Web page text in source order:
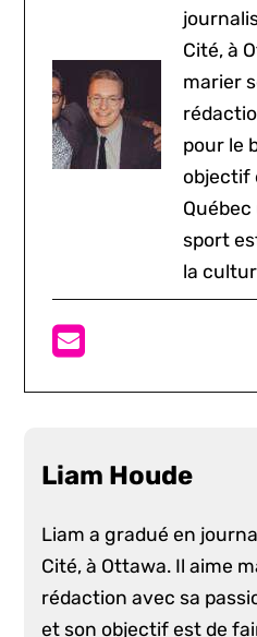
Cité, à
marier
pour le
objectif
sport
la
Liam Houde
Liam a gradué en
Cité, à Ottawa. Il aime
rédaction avec sa
et son objectif est de